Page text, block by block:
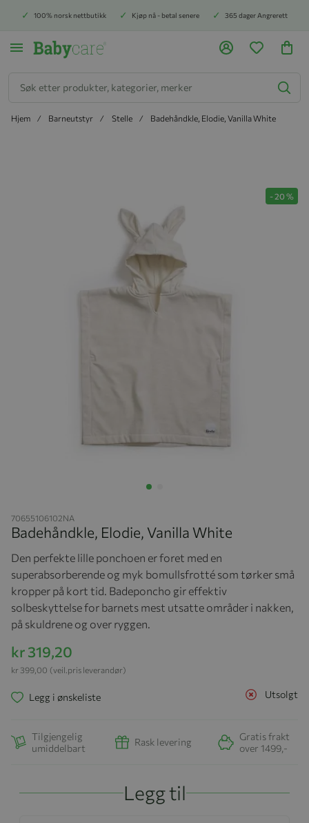
100% norsk nettbutikk Kjøp nå - betal senere 365 dager Angrerett
Hjem Barneutstyr Stelle Badehåndkle, Elodie, Vanilla White
-20 %
70655106102NA
Badehåndkle, Elodie, Vanilla White
Den perfekte lille ponchoen er foret med en
superabsorberende og myk bomullsfrotté som tørker små
kropper på kort tid. Badeponcho gir effektiv
solbeskyttelse for barnets mest utsatte områder i nakken,
på skuldrene og over ryggen.
kr 319,20
(veil.pris leverandør)
kr 399,00
Utsolgt
Legg i ønskeliste
Tilgjengelig
umiddelbart
Rask levering
Gratis frakt
over 1499,-
Legg til